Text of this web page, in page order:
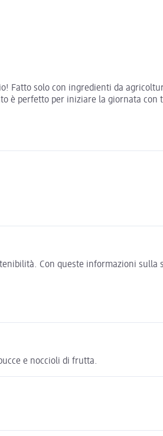
Fatto solo con ingredienti da
è perfetto per iniziare la giornata
Con queste informazioni
e noccioli di frutta.